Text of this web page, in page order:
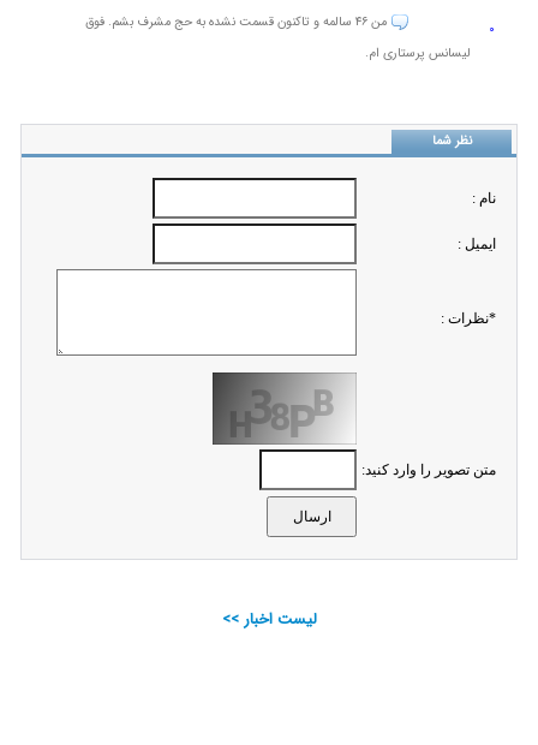
0
من ۴۶ سالمه و تاکنون قسمت نشده به حج مشرف بشم. فوق
لیسانس پرستاری ام.
نظر شما
نام :
ايميل :
*نظرات :
متن تصویر را وارد کنید:
لیست اخبار >>